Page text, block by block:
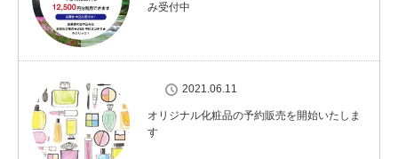
み受付中
2021.06.11
オリジナル化粧品の予約販売を開始いたしま
す